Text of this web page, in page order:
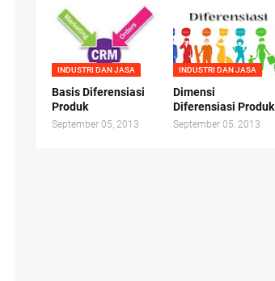
INDUSTRI DAN JASA
Basis Diferensiasi
Produk
September 05, 2013
INDUSTRI DAN JASA
Dimensi
Diferensiasi Produk
September 05, 2013